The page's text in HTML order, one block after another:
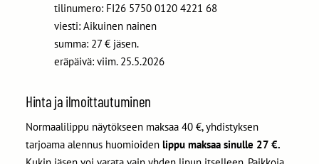
tilinumero: FI26 5750 0120 4221 68
viesti: Aikuinen nainen
summa: 27 € jäsen.
eräpäivä: viim. 25.5.2026
Hinta ja ilmoittautuminen
Normaalilippu näytökseen maksaa 40 €, yhdistyksen
tarjoama alennus huomioiden lippu maksaa sinulle 27 €.